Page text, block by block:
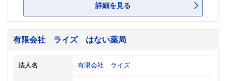
詳細を見る
有限会社 ライズ はない薬局
法人名 有限会社 ライズ